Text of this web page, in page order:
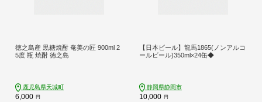
徳之島産 黒糖焼酎 奄美の匠 900ml 2
5度 瓶 焼酎 徳之島
鹿児島県天城町
6,000 円
【日本ビール】龍馬1865(ノンアルコ
ールビール)350ml×24缶◆
静岡県静岡市
10,000 円